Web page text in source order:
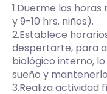
1.Duerme las
y 9-10 hrs. niños).
2.Establece
despertarte, para
biológico interno,
sueño y
3.Realiza actividad